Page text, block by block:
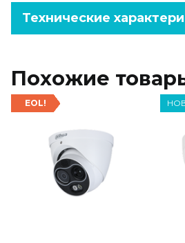
Технические
Похожие
EOL!